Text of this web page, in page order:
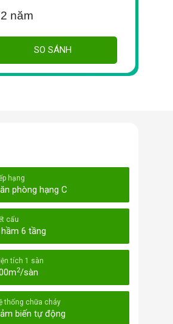
năm
SO SÁNH
hạng
phòng hạng C
cấu
hầm 6 tầng
tích 1 sàn
2/sàn
thống chữa cháy
biến tự động